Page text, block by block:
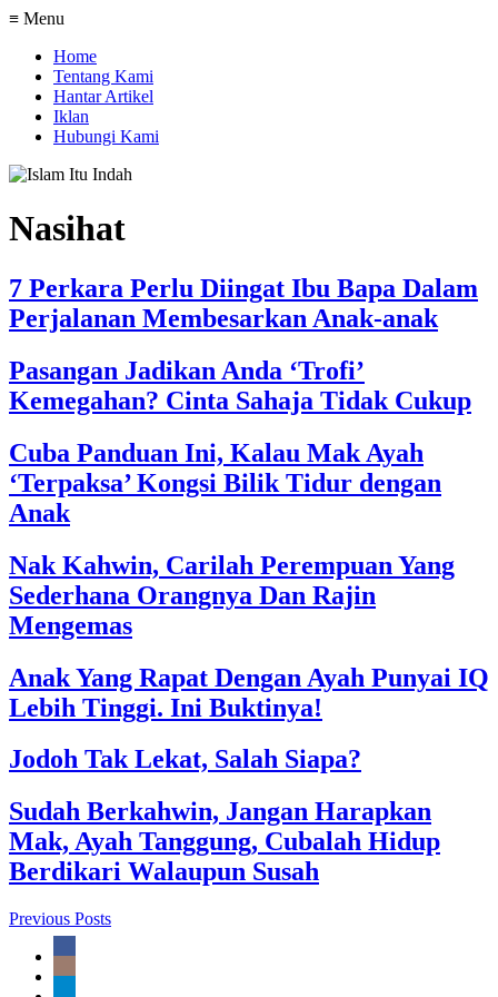
≡ Menu
Home
Tentang Kami
Hantar Artikel
Iklan
Hubungi Kami
Nasihat
7 Perkara Perlu Diingat Ibu Bapa Dalam
Perjalanan Membesarkan Anak-anak
Pasangan Jadikan Anda ‘Trofi’
Kemegahan? Cinta Sahaja Tidak Cukup
Cuba Panduan Ini, Kalau Mak Ayah
‘Terpaksa’ Kongsi Bilik Tidur dengan
Anak
Nak Kahwin, Carilah Perempuan Yang
Sederhana Orangnya Dan Rajin
Mengemas
Anak Yang Rapat Dengan Ayah Punyai IQ
Lebih Tinggi. Ini Buktinya!
Jodoh Tak Lekat, Salah Siapa?
Sudah Berkahwin, Jangan Harapkan
Mak, Ayah Tanggung, Cubalah Hidup
Berdikari Walaupun Susah
Previous Posts